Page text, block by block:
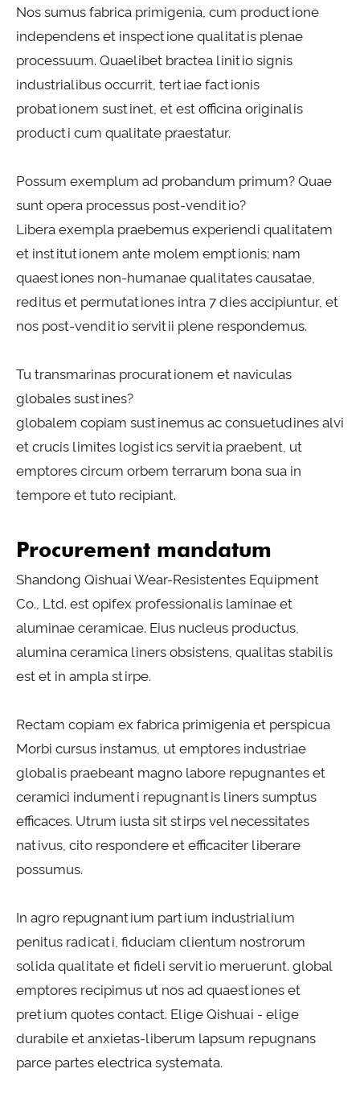
Nos sumus fabrica primigenia, cum productione
independens et inspectione qualitatis plenae
processuum. Quaelibet bractea linitio signis
industrialibus occurrit, tertiae factionis
probationem sustinet, et est officina originalis
producti cum qualitate praestatur.
Possum exemplum ad probandum primum? Quae
sunt opera processus post-venditio?
Libera exempla praebemus experiendi qualitatem
et institutionem ante molem emptionis; nam
quaestiones non-humanae qualitates causatae,
reditus et permutationes intra 7 dies accipiuntur, et
nos post-venditio servitii plene respondemus.
Tu transmarinas procurationem et naviculas
globales sustines?
globalem copiam sustinemus ac consuetudines alvi
et crucis limites logistics servitia praebent, ut
emptores circum orbem terrarum bona sua in
tempore et tuto recipiant.
Procurement mandatum
Shandong Qishuai Wear-Resistentes Equipment
Co., Ltd. est opifex professionalis laminae et
aluminae ceramicae. Eius nucleus productus,
alumina ceramica liners obsistens, qualitas stabilis
est et in ampla stirpe.
Rectam copiam ex fabrica primigenia et perspicua
Morbi cursus instamus, ut emptores industriae
globalis praebeant magno labore repugnantes et
ceramici indumenti repugnantis liners sumptus
efficaces. Utrum iusta sit stirps vel necessitates
nativus, cito respondere et efficaciter liberare
possumus.
In agro repugnantium partium industrialium
penitus radicati, fiduciam clientum nostrorum
solida qualitate et fideli servitio meruerunt. global
emptores recipimus ut nos ad quaestiones et
pretium quotes contact. Elige Qishuai - elige
durabile et anxietas-liberum lapsum repugnans
parce partes electrica systemata.